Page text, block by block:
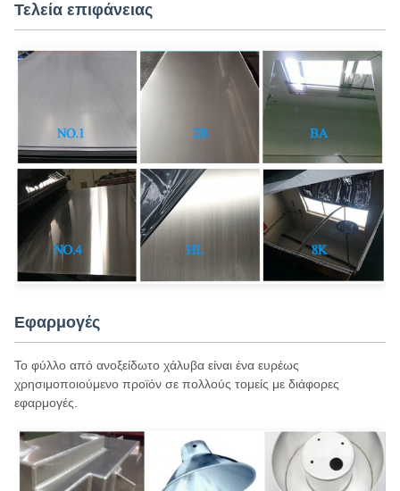
Τελεία επιφάνειας
Εφαρμογές
Το φύλλο από ανοξείδωτο χάλυβα είναι ένα ευρέως
χρησιμοποιούμενο προϊόν σε πολλούς τομείς με διάφορες
εφαρμογές.